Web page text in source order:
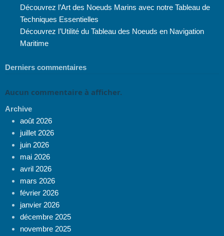
Découvrez l’Art des Noeuds Marins avec notre Tableau de
Techniques Essentielles
Découvrez l’Utilité du Tableau des Noeuds en Navigation
Maritime
Derniers commentaires
Aucun commentaire à afficher.
Archive
août 2026
juillet 2026
juin 2026
mai 2026
avril 2026
mars 2026
février 2026
janvier 2026
décembre 2025
novembre 2025